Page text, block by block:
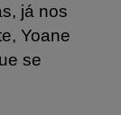
já nos
Yoane
se